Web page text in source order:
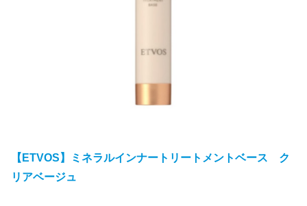
【ETVOS】ミネラルインナートリートメントベース ク
リアベージュ